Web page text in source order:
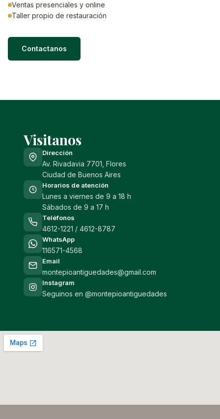
Ventas presenciales y online
Taller propio de restauración
Contactanos
Visitanos
Dirección
Av. Rivadavia 7701, Flores
Ciudad de Buenos Aires
Horarios de atención
Lunes a viernes de 9 a 18 h
Sábados de 9 a 17 h
Teléfonos
4612-1221 / 4612-8787
WhatsApp
116571-4568
Email
montepioantiguedades@gmail.com
Instagram
Seguinos en @montepioantiguedades